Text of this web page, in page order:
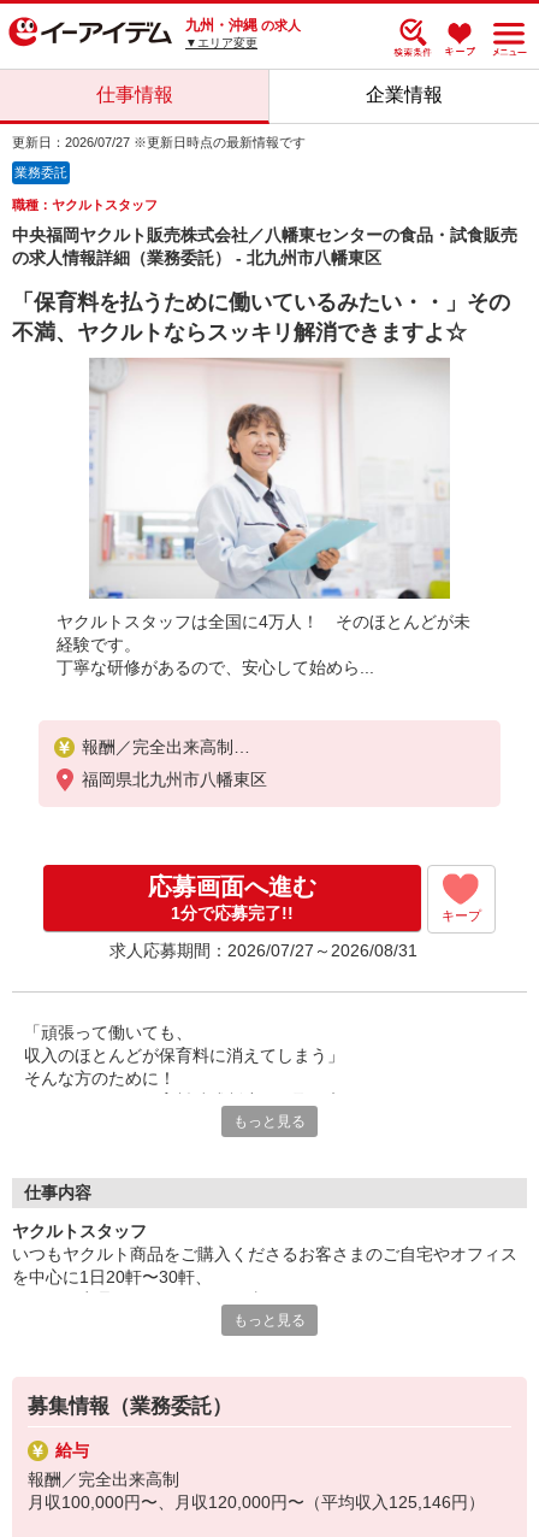
九州・沖縄 の求人
▼エリア変更
仕事情報 企業情報
更新日：2026/07/27 ※更新日時点の最新情報です
業務委託
職種：ヤクルトスタッフ
中央福岡ヤクルト販売株式会社／八幡東センターの食品・試食販売
の求人情報詳細（業務委託） - 北九州市八幡東区
「保育料を払うために働いているみたい・・」その
不満、ヤクルトならスッキリ解消できますよ☆
ヤクルトスタッフは全国に4万人！ そのほとんどが未
経験です。
丁寧な研修があるので、安心して始めら...
報酬／完全出来高制
月収100,000円〜、月収120,000円〜（平均収入125,
146円）
万円以上）OK
働ける時間や環境に合わせて最大限に考慮します。
職場体験実施！少しでも不安のある方、お気軽にお
問い合わせください！
＊収入補償（10ヶ月）／月10万円※研修・社員同行
◆商品買取りなし！しっかり稼げます◎
※研修期間／5日間／4000円／日
収入保障期間：10か月
福岡県北九州市八幡東区
応募画面へ進む
1分で応募完了!! キープ
求人応募期間：2026/07/27～2026/08/31
「頑張って働いても、
収入のほとんどが保育料に消えてしまう」
そんな方のために！
一般の保育園に子どもを預けている方をバックアップ◎
◆急なお休みにもスタッフ同士で快くフォロー
など、働くママの多いヤクルトならではの
仕事×育児のお悩みをスッキリ解決に導きます☆
もっと見る
仕事内容
ヤクルトスタッフ
いつもヤクルト商品をご購入くださるお客さまのご自宅やオフィス
を中心に1日20軒〜30軒、
商品を通じてお客さまとふれあう楽しさ、健康的な生活にお役立ち
す！
〜ヤクルトスタッフの1日〜
2児の母として仕事と家庭の両立をしているHさん。
実際のワークスタイルを、一例としてご紹介いたします！
※時間は地域によって異なります。
もっと見る
募集情報（業務委託）
給与
報酬／完全出来高制
月収100,000円〜、月収120,000円〜（平均収入125,146円）